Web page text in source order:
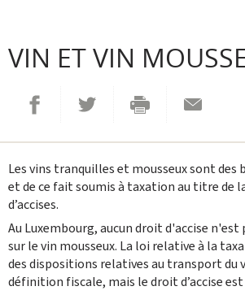
VIN ET VIN
Les vins tranquilles et mousseux sont des
et de ce fait soumis à taxation au ‎titre ‎de
d’accises.
Au Luxembourg, aucun droit d'accise n'est
sur le vin mousseux. La loi relative à la
des dispositions relatives au transport du
définition fiscale, ‎mais le droit d’accise